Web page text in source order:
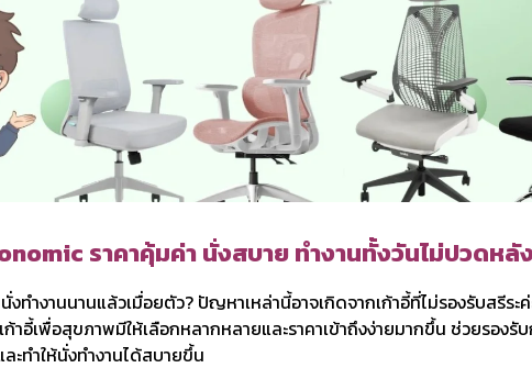
ราคาคุ้มค่า นั่งสบาย ทำงานทั้งวันไม่ปวดหลั
ทำงานนานแล้วเมื่อยตัว? ปัญหาเหล่านี้อาจเกิดจากเก้าอี้ที่ไม่รองรับสรีระ
าอี้เพื่อสุขภาพมีให้เลือกหลากหลายและราคาเข้าถึงง่ายมากขึ้น ช่วยรอง
ะทำให้นั่งทำงานได้สบายขึ้น